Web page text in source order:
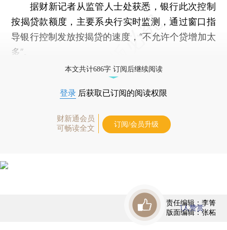
据财新记者从监管人士处获悉，银行此次控制
按揭贷款额度，主要系央行实时监测，通过窗口指
导银行控制发放按揭贷的速度，“不允许个贷增加太
多”。
本文共计686字 订阅后继续阅读
登录 后获取已订阅的阅读权限
财新通会员
可畅读全文
订阅/会员升级
责任编辑：李箐
版面编辑：张柘
1人赞赏